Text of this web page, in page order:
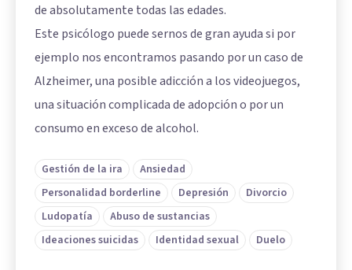
de absolutamente todas las edades.
Este psicólogo puede sernos de gran ayuda si por
ejemplo nos encontramos pasando por un caso de
Alzheimer, una posible adicción a los videojuegos,
una situación complicada de adopción o por un
consumo en exceso de alcohol.
Gestión de la ira
Ansiedad
Personalidad borderline
Depresión
Divorcio
Ludopatía
Abuso de sustancias
Ideaciones suicidas
Identidad sexual Duelo